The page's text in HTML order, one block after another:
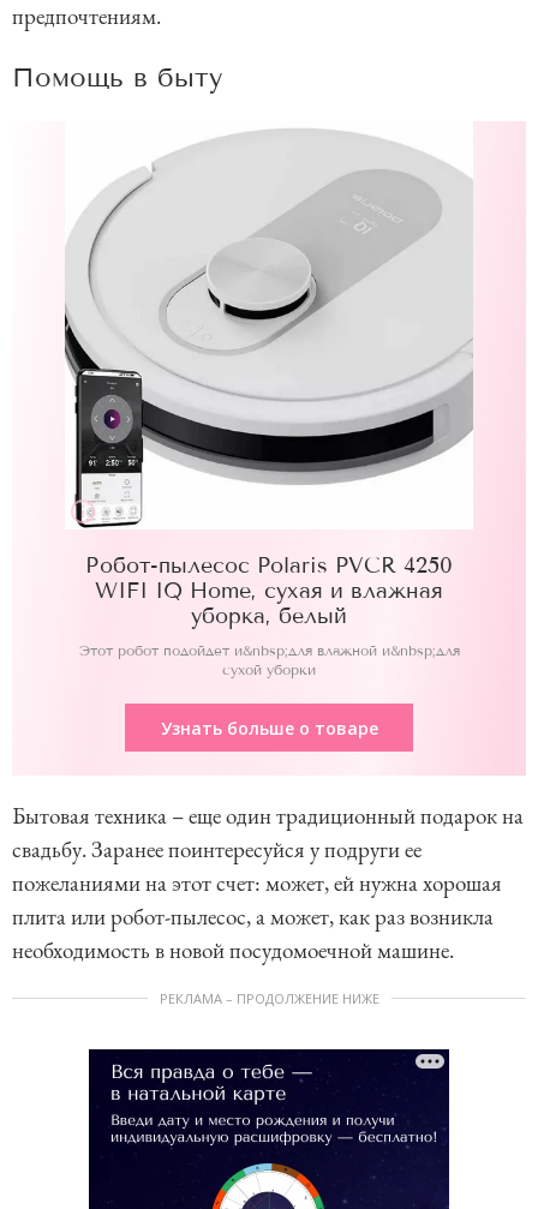
предпочтениям.
Помощь в быту
Робот-пылесос Polaris PVCR 4250
WIFI IQ Home, сухая и влажная
уборка, белый
Этот робот подойдет и&nbsp;для влажной и&nbsp;для
сухой уборки
Узнать больше о товаре
Бытовая техника – еще один традиционный подарок на
свадьбу. Заранее поинтересуйся у подруги ее
пожеланиями на этот счет: может, ей нужна хорошая
плита или робот-пылесос, а может, как раз возникла
необходимость в новой посудомоечной машине.
РЕКЛАМА – ПРОДОЛЖЕНИЕ НИЖЕ